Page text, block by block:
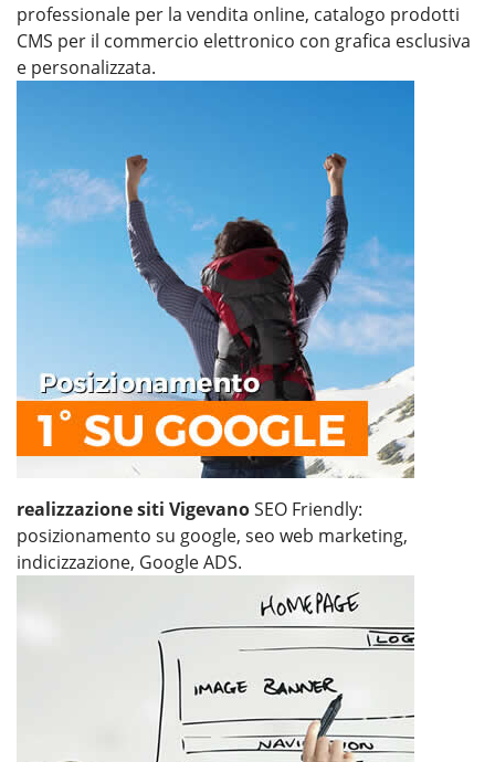
professionale per la vendita online, catalogo prodotti
CMS per il commercio elettronico con grafica esclusiva
e personalizzata.
realizzazione siti VigevanoSEO Friendly:
posizionamento su google, seo web marketing,
indicizzazione, Google ADS.